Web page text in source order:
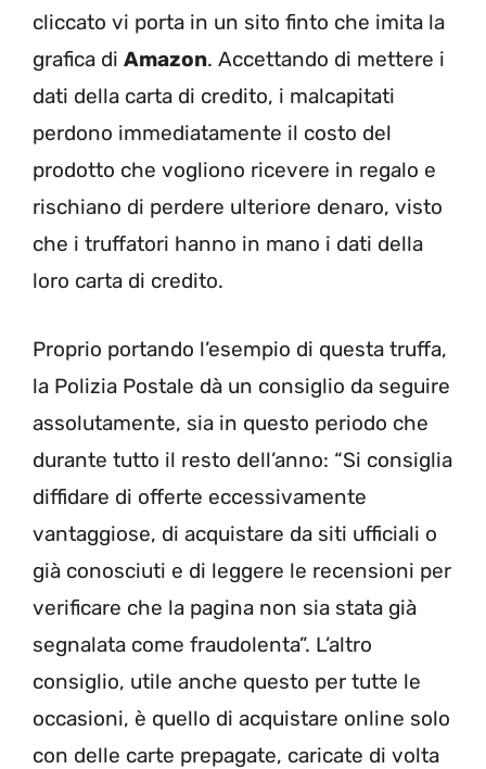
cliccato vi porta in un sito finto che imita la
grafica di Amazon. Accettando di mettere i
dati della carta di credito, i malcapitati
perdono immediatamente il costo del
prodotto che vogliono ricevere in regalo e
rischiano di perdere ulteriore denaro, visto
che i truffatori hanno in mano i dati della
loro carta di credito.
Proprio portando l’esempio di questa truffa,
la Polizia Postale dà un consiglio da seguire
assolutamente, sia in questo periodo che
durante tutto il resto dell’anno: “Si consiglia
diffidare di offerte eccessivamente
vantaggiose, di acquistare da siti ufficiali o
già conosciuti e di leggere le recensioni per
verificare che la pagina non sia stata già
segnalata come fraudolenta”. L’altro
consiglio, utile anche questo per tutte le
occasioni, è quello di acquistare online solo
con delle carte prepagate, caricate di volta